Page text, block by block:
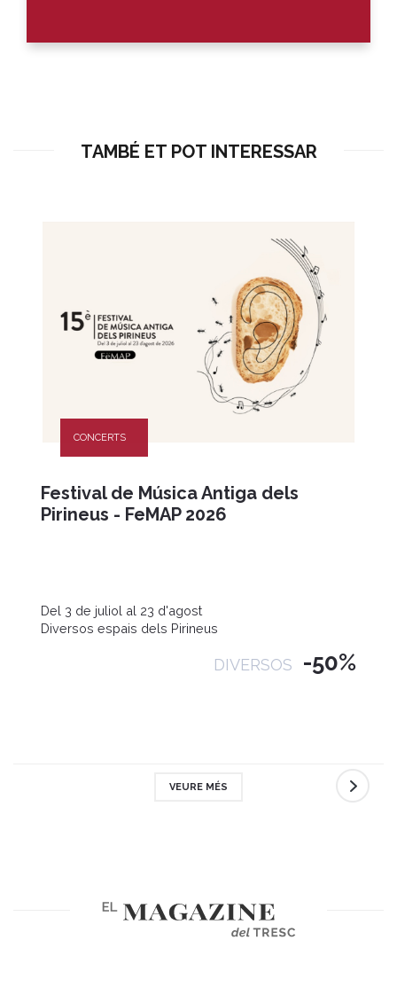
TAMBÉ ET POT INTERESSAR
CONCERTS
Festival de Música Antiga dels
Pirineus - FeMAP 2026
Del 3 de juliol al 23 d'agost
Diversos espais dels Pirineus
DIVERSOS -50%
VEURE MÉS